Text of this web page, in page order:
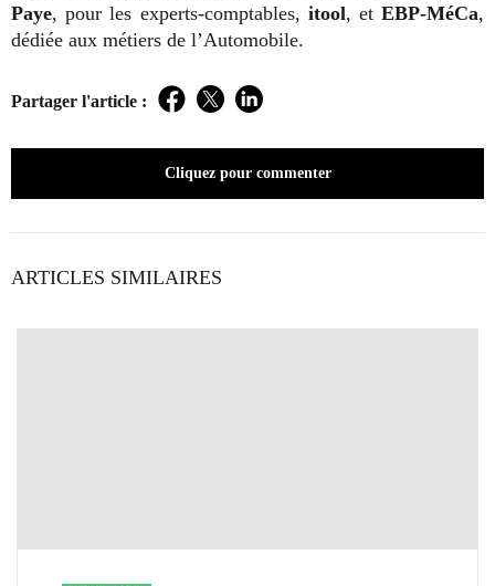
Paye, pour les experts-comptables, itool, etEBP-MéCa,
dédiée aux métiers de l’Automobile.
Partager l'article : Facebook
TwitterLinkedIn
Cliquez pour commenter
ARTICLES SIMILAIRES